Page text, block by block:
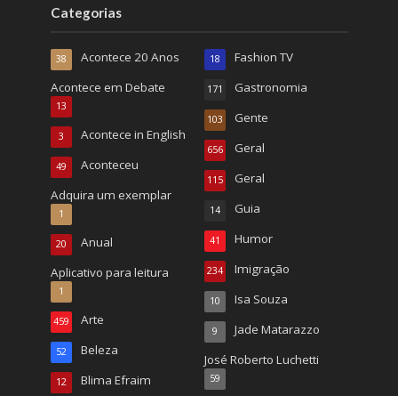
Categorias
Acontece 20 Anos
38
Acontece em Debate
13
Acontece in English
3
Aconteceu
49
Adquira um exemplar
1
Anual
20
Aplicativo para leitura
1
Arte
459
Beleza
52
Blima Efraim
12
Fashion TV
18
Gastronomia
171
Gente
103
Geral
656
Geral
115
Guia
14
Humor
41
Imigração
234
Isa Souza
10
Jade Matarazzo
9
José Roberto Luchetti
59